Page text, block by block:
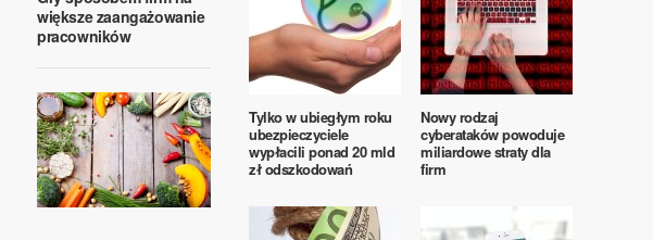
większe zaangażowanie
pracowników
Tylko w ubiegłym roku
ubezpieczyciele
wypłacili ponad 20 mld
zł odszkodowań
Nowy rodzaj
cyberataków powoduje
miliardowe straty dla
firm